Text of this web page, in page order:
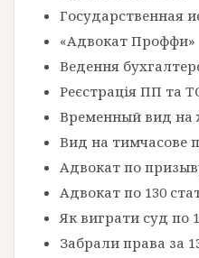
Государственная
«Адвокат Проффи»
Ведення
Реєстрація ПП та
Временный вид на
Вид на тимчасове
Адвокат по
Адвокат по 130
Як виграти суд по
Забрали права за